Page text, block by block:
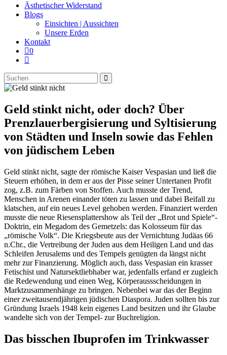
Ästhetischer Widerstand
Blogs
Einsichten | Aussichten
Unsere Erden
Kontakt
0
Website-
umschalten
Diese
Website
Geld stinkt nicht, oder doch? Über
Prenzlauerbergisierung und Syltisierung
von Städten und Inseln sowie das Fehlen
von jüdischem Leben
Geld stinkt nicht, sagte der römische Kaiser Vespasian und ließ die
Steuern erhöhen, in dem er aus der Pisse seiner Untertanen Profit
zog, z.B. zum Färben von Stoffen. Auch musste der Trend,
Menschen in Arenen einander töten zu lassen und dabei Beifall zu
klatschen, auf ein neues Level gehoben werden. Finanziert werden
musste die neue Riesensplattershow als Teil der „Brot und Spiele“-
Doktrin, ein Megadom des Gemetzels: das Kolosseum für das
„römische Volk“. Die Kriegsbeute aus der Vernichtung Judäas 66
n.Chr., die Vertreibung der Juden aus dem Heiligen Land und das
Schleifen Jerusalems und des Tempels genügten da längst nicht
mehr zur Finanzierung. Möglich auch, dass Vespasian ein krasser
Fetischist und Natursektliebhaber war, jedenfalls erfand er zugleich
die Redewendung und einen Weg, Körperaussscheidungen in
Marktzusammenhänge zu bringen. Nebenbei war das der Beginn
einer zweitausendjährigen jüdischen Diaspora. Juden sollten bis zur
Gründung Israels 1948 kein eigenes Land besitzen und ihr Glaube
wandelte sich von der Tempel- zur Buchreligion.
Das bisschen Ibuprofen im Trinkwasser